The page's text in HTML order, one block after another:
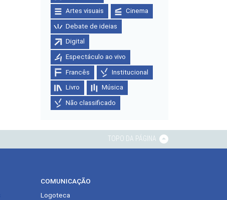
Artes visuais Cinema
Debate de ideias
Digital
Espectáculo ao vivo
Francês Institucional
Livro Música
Não classificado
TOPO DA PÁGINA
COMUNICAÇÃO
Logoteca